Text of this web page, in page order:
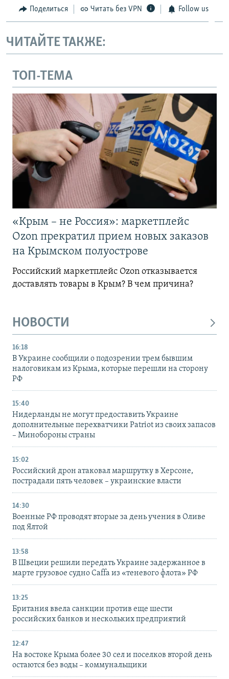
Поделиться Читать без VPN Follow us
ЧИТАЙТЕ ТАКЖЕ:
ТОП-ТЕМА
«Крым – не Россия»: маркетплейс
Ozon прекратил прием новых заказов
на Крымском полуострове
Российский маркетплейс Ozon отказывается
доставлять товары в Крым? В чем причина?
НОВОСТИ
16:18
В Украине сообщили о подозрении трем бывшим
налоговикам из Крыма, которые перешли на сторону
РФ
15:40
Нидерланды не могут предоставить Украине
дополнительные перехватчики Patriot из своих запасов
– Минобороны страны
15:02
Российский дрон атаковал маршрутку в Херсоне,
пострадали пять человек – украинские власти
14:30
Военные РФ проводят вторые за день учения в Оливе
под Ялтой
13:58
В Швеции решили передать Украине задержанное в
марте грузовое судно Caffa из «теневого флота» РФ
13:25
Британия ввела санкции против еще шести
российских банков и нескольких предприятий
12:47
На востоке Крыма более 30 сел и поселков второй день
остаются без воды – коммунальщики